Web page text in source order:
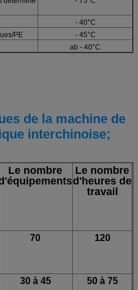
- 40°C
PE
- 45°C
ab - 40°C
de la machine de
interchinoise;
Le nombre
Le nombre
d'heures de
travail
70 120
30 à 45 50 à 75